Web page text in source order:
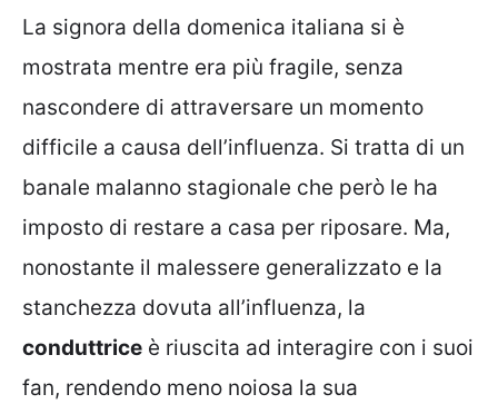
La signora della domenica italiana si è
mostrata mentre era più fragile, senza
nascondere di attraversare un momento
difficile a causa dell’influenza. Si tratta di un
banale malanno stagionale che però le ha
imposto di restare a casa per riposare. Ma,
nonostante il malessere generalizzato e la
stanchezza dovuta all’influenza, la
conduttrice è riuscita ad interagire con i suoi
fan, rendendo meno noiosa la sua